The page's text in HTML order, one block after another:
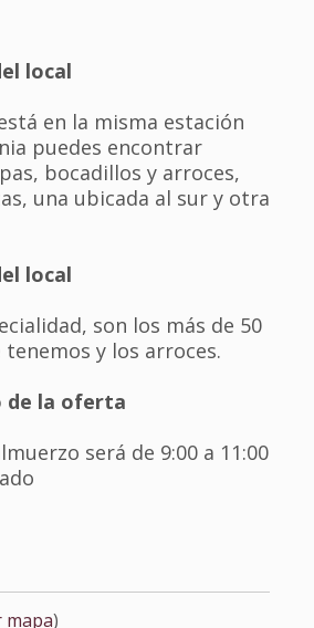
local
en la misma estación
puedes encontrar
bocadillos y arroces,
una ubicada al sur y otra
local
son los más de 50
y los arroces.
de la oferta
será de 9:00 a 11:00
mapa)